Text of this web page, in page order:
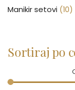
Manikir setovi (10)
Nega lica (88)
Neseseri
Sortiraj po